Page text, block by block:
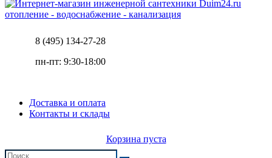
отопление - водоснабжение - канализация
8 (495) 134-27-28
пн-пт: 9:30-18:00
Доставка и оплата
Контакты и склады
Корзина пуста